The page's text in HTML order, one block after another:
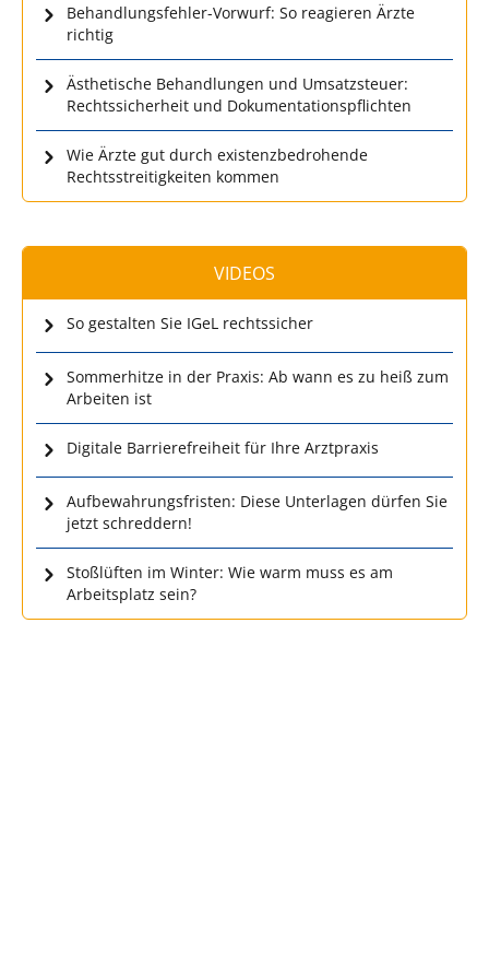
Behandlungsfehler-Vorwurf: So reagieren Ärzte
richtig
Ästhetische Behandlungen und Umsatzsteuer:
Rechtssicherheit und Dokumentationspflichten
Wie Ärzte gut durch existenzbedrohende
Rechtsstreitigkeiten kommen
VIDEOS
So gestalten Sie IGeL rechtssicher
Sommerhitze in der Praxis: Ab wann es zu heiß zum
Arbeiten ist
Digitale Barrierefreiheit für Ihre Arztpraxis
Aufbewahrungsfristen: Diese Unterlagen dürfen Sie
jetzt schreddern!
Stoßlüften im Winter: Wie warm muss es am
Arbeitsplatz sein?